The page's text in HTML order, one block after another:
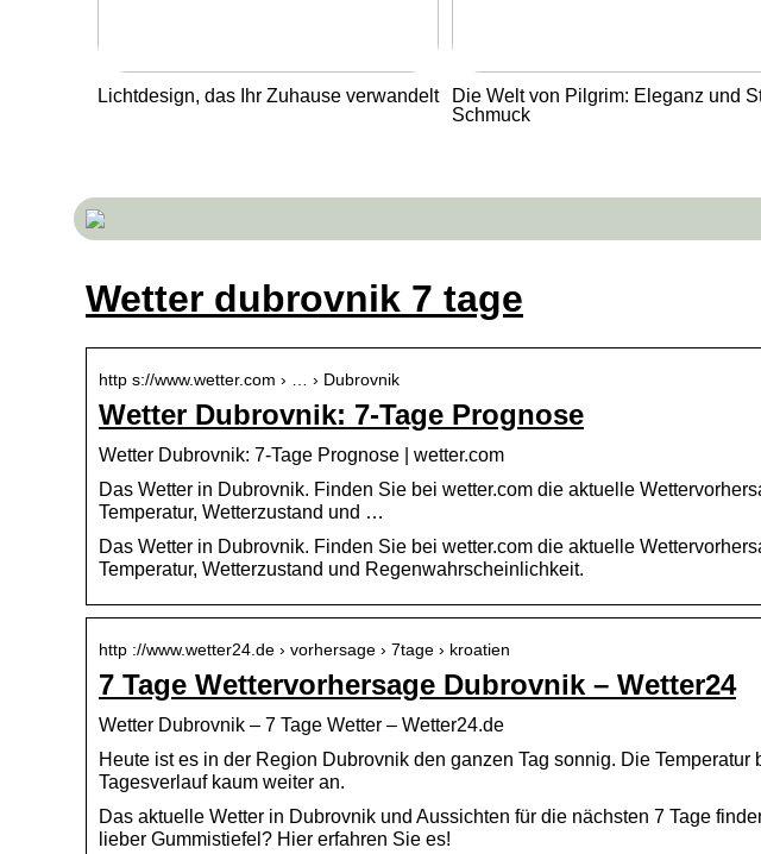
Lichtdesign, das Ihr Zuhause verwandelt
Die Welt von Pilgrim: Eleganz und
Schmuck
Wetter dubrovnik 7 tage
http s://www.wetter.com › … › Dubrovnik
Wetter Dubrovnik: 7-Tage Prognose
Wetter Dubrovnik: 7-Tage Prognose | wetter.com
Das Wetter in Dubrovnik. Finden Sie bei wetter.com die aktuelle
Temperatur, Wetterzustand und …
Das Wetter in Dubrovnik. Finden Sie bei wetter.com die aktuelle
Temperatur, Wetterzustand und Regenwahrscheinlichkeit.
http ://www.wetter24.de › vorhersage › 7tage › kroatien
7 Tage Wettervorhersage Dubrovnik – Wetter24
Wetter Dubrovnik – 7 Tage Wetter – Wetter24.de
Heute ist es in der Region Dubrovnik den ganzen Tag sonnig. Die Temperatur
Tagesverlauf kaum weiter an.
Das aktuelle Wetter in Dubrovnik und Aussichten für die nächsten 7 Tage
lieber Gummistiefel? Hier erfahren Sie es!